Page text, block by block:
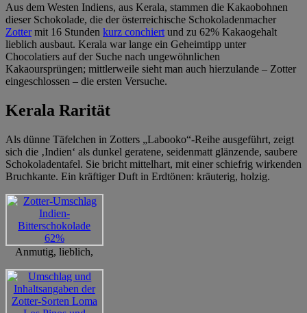
Aus dem Westen Indiens, aus Kerala, stammen die Kakaobohnen
dieser Schokolade, die der österreichische Schokoladenmacher
Zottermit 16 Stunden kurz conchiert und zu 62% Kakaogehalt
lieblich ausbaut. Kerala war lange ein Geheimtipp unter
Chocolatiers auf der Suche nach ungewöhnlichen
Kakaoursprüngen; mittlerweile sieht man auch hierzulande – Zotter
eingeschlossen – die ersten Versuche.
Kerala Rarität
Als dünne Täfelchen in Zotters „Labooko“-Reihe ausgeführt, zeigt
sich die ‚Indien‘ als dunkel geratene, seidenmatt glänzende, saubere
Schokoladentafel. Sie bricht mittelhart, mit einer schiefrig wirkenden
Bruchkante. Ein kräftiger Duft in Erdtönen: kräuterig, holzig.
Anmutig, lieblich,